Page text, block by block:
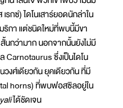
รกซ์) ไดโนเสาร์ยอดนักล่าใน
ริกาแต่ชนิดใหม่ที่พบนี้มีขา
นกว่ามาก นอกจากนั้นยังไม่มี
Carnotaurus ซึ่งเป็นไดโน
งศ์เดียวกัน ยุคเดียวกัน ที่มี
horns) ที่พบฟอสซิลอยู่ใน
ได้ชัดเจน